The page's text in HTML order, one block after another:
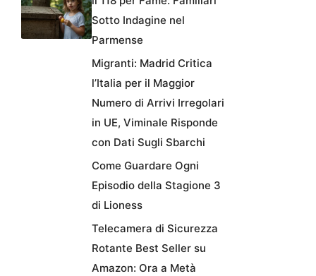
Sotto Indagine nel
Parmense
Migranti: Madrid Critica
l’Italia per il Maggior
Numero di Arrivi Irregolari
in UE, Viminale Risponde
con Dati Sugli Sbarchi
Come Guardare Ogni
Episodio della Stagione 3
di Lioness
Telecamera di Sicurezza
Rotante Best Seller su
Amazon: Ora a Metà